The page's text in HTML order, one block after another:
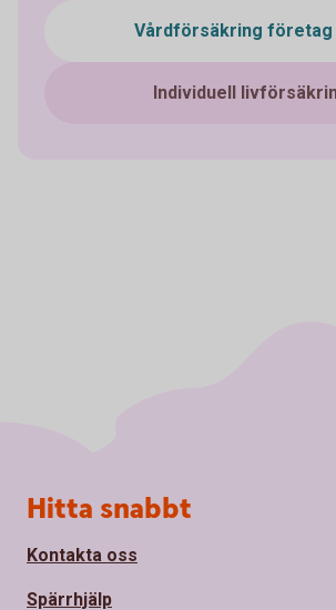
Vårdförsäkring företag
Individuell
Sidfot
Hitta snabbt
Kontakta oss
Spärrhjälp